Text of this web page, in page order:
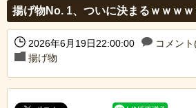
揚げ物No. 1、ついに決まるｗｗｗｗ
2026年6月19日22:00:00
コメン
揚げ物